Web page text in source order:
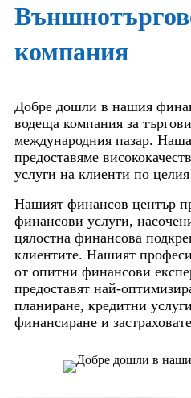
компания
Добре дошли в нашия
водеща компания за
международния пазар.
предоставяме
услуги на клиенти по целия
Нашият финансов център
финансови услуги,
цялостна финансова
клиентите. Нашият
от опитни финансови
предоставят най-
планиране, кредитни
финансиране и